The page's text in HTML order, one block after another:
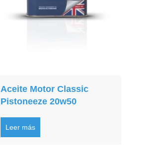
Aceite Motor Classic
Pistoneeze 20w50
Leer más